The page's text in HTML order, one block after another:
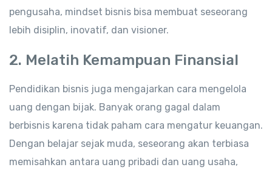
pengusaha, mindset bisnis bisa membuat seseorang
lebih disiplin, inovatif, dan visioner.
2. Melatih Kemampuan Finansial
Pendidikan bisnis juga mengajarkan cara mengelola
uang dengan bijak. Banyak orang gagal dalam
berbisnis karena tidak paham cara mengatur keuangan.
Dengan belajar sejak muda, seseorang akan terbiasa
memisahkan antara uang pribadi dan uang usaha,